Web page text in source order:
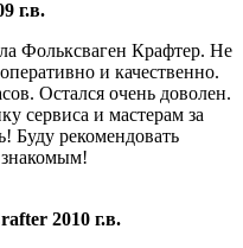
г.в.
Фольксваген Крафтер. Не
и качественно.
Остался очень доволен.
сервиса и мастерам за
Буду рекомендовать
2010 г.в.